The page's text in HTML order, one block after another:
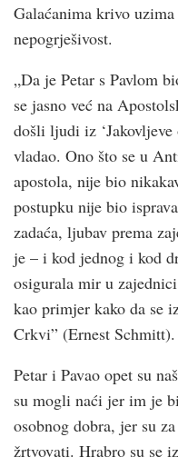
Galaćanima krivo
nepogrješivost.
„Da je Petar s Pavlom
se jasno već na
došli ljudi iz ‘Jakovljeve
vladao. Ono što se u
apostola, nije bio
postupku nije bio
zadaća, ljubav prema
je – i kod jednog i kod
osigurala mir u
kao primjer kako da se
Crkvi” (Ernest Schmitt).
Petar i Pavao opet su
su mogli naći jer im je
osobnog dobra, jer su
žrtvovati. Hrabro su se